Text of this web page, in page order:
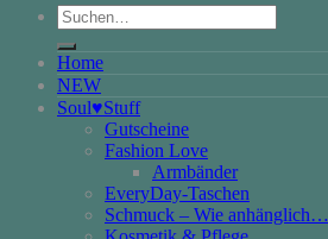
Suchen
nach:
Home
NEW
Soul♥Stuff
Gutscheine
Fashion Love
Armbänder
EveryDay-Taschen
Schmuck – Wie anhänglich…